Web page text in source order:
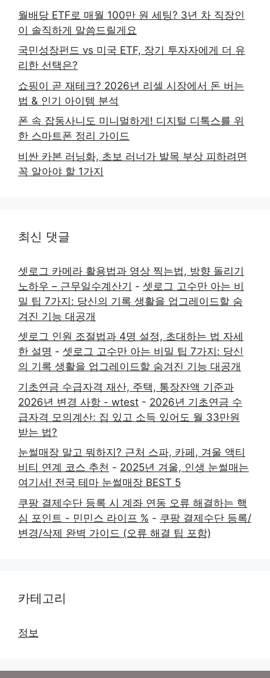
월배당 ETF로 매월 100만 원 세팅? 3년 차 직장인
이 솔직하게 말씀드릴게요
국민성장펀드 vs 미국 ETF, 장기 투자자에게 더 유
리한 선택은?
쇼핑이 곧 재테크? 2026년 리셀 시장에서 돈 버는
법 & 인기 아이템 분석
폰 속 잡동사니도 미니멀하게! 디지털 디톡스를 위
한 스마트폰 정리 가이드
비싼 카본 러닝화, 초보 러너가 발목 부상 피하려면
꼭 알아야 할 1가지
최신 댓글
셋로그 카메라 활용법과 영상 찍는법, 방향 돌리기
노하우 – 근무일수계산기 - 셋로그 고수만 아는 비
밀 팁 7가지: 당신의 기록 생활을 업그레이드할 숨
겨진 기능 대공개
셋로그 인원 조절법과 4명 설정, 초대하는 법 자세
한 설명 - 셋로그 고수만 아는 비밀 팁 7가지: 당신
의 기록 생활을 업그레이드할 숨겨진 기능 대공개
기초연금 수급자격 재산, 주택, 통장잔액 기준과
2026년 변경 사항 - wtest - 2026년 기초연금 수
급자격 모의계산: 집 있고 소득 있어도 월 33만원
받는 법?
눈썰매장 말고 뭐하지? 근처 스파, 카페, 겨울 액티
비티 연계 코스 추천 - 2025년 겨울, 인생 눈썰매는
여기서! 전국 테마 눈썰매장 BEST 5
쿠팡 결제수단 등록 시 계좌 연동 오류 해결하는 핵
심 포인트 - 민민스 라이프 % - 쿠팡 결제수단 등록/
변경/삭제 완벽 가이드 (오류 해결 팁 포함)
카테고리
정보